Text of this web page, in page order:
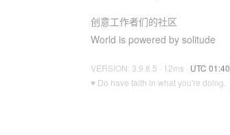
创意工作者们的社区
World is powered by solitude
VERSION: 3.9.8.5 · 12ms · UTC 01:40
♥ Do have faith in what you're doing.